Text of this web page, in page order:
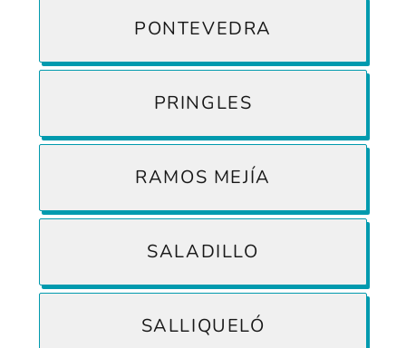
PONTEVEDRA
PRINGLES
RAMOS MEJÍA
SALADILLO
SALLIQUELÓ